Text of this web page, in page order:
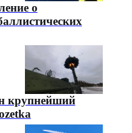
о
крупнейший